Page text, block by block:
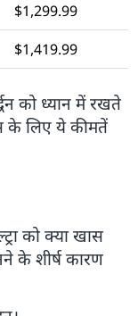
$1,299.99
$1,419.99
को ध्यान में रखते
के लिए ये कीमतें
को क्या खास
के शीर्ष कारण